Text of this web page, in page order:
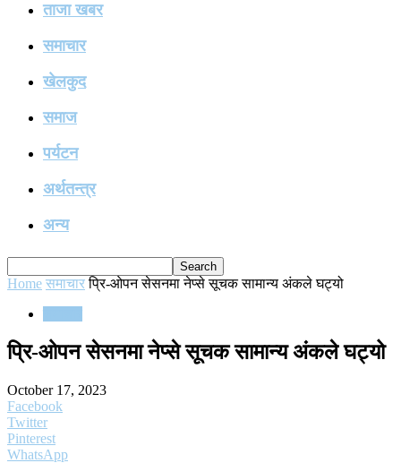
ताजा खबर
समाचार
खेलकुद
समाज
पर्यटन
अर्थतन्त्र
अन्य
Home समाचार प्रि-ओपन सेसनमा नेप्से सूचक सामान्य अंकले घट्यो
प्रि-ओपन सेसनमा नेप्से सूचक सामान्य अंकले घट्यो
October 17, 2023
Facebook
Twitter
Pinterest
WhatsApp